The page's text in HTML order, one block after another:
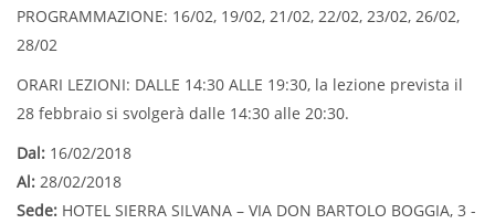
PROGRAMMAZIONE: 16/02, 19/02, 21/02, 22/02, 23/02, 26/02,
28/02
ORARI LEZIONI: DALLE 14:30 ALLE 19:30, la lezione prevista il
28 febbraio si svolgerà dalle 14:30 alle 20:30.
Dal: 16/02/2018
Al: 28/02/2018
Sede: HOTEL SIERRA SILVANA – VIA DON BARTOLO BOGGIA, 3 -